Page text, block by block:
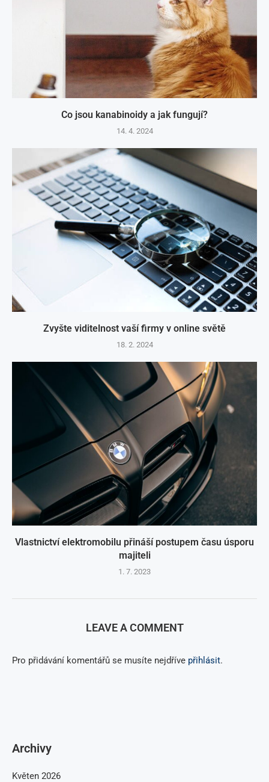
Co jsou kanabinoidy a jak fungují?
14. 4. 2024
Zvyšte viditelnost vaší firmy v online světě
18. 2. 2024
Vlastnictví elektromobilu přináší postupem času úsporu
majiteli
1. 7. 2023
LEAVE A COMMENT
Pro přidávání komentářů se musíte nejdříve přihlásit.
Archivy
Květen 2026